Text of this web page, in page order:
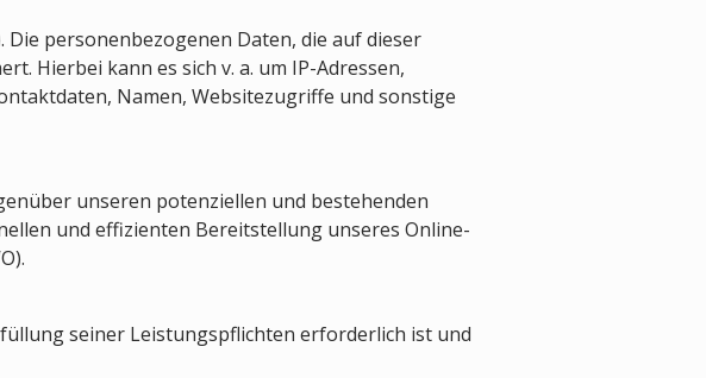
personenbezogenen Daten, die auf dieser
Hierbei kann es sich v. a. um IP-Adressen,
Namen, Websitezugriffe und sonstige
unseren potenziellen und bestehenden
und effizienten Bereitstellung unseres Online-
seiner Leistungspflichten erforderlich ist und